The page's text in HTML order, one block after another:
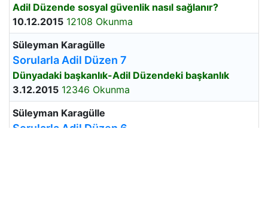
Adil Düzende sosyal güvenlik nasıl sağlanır?
10.12.2015 12108 Okunma
Süleyman Karagülle
Sorularla Adil Düzen 7
Dünyadaki başkanlık-Adil Düzendeki başkanlık
3.12.2015 12346 Okunma
Süleyman Karagülle
Sorularla Adil Düzen 6